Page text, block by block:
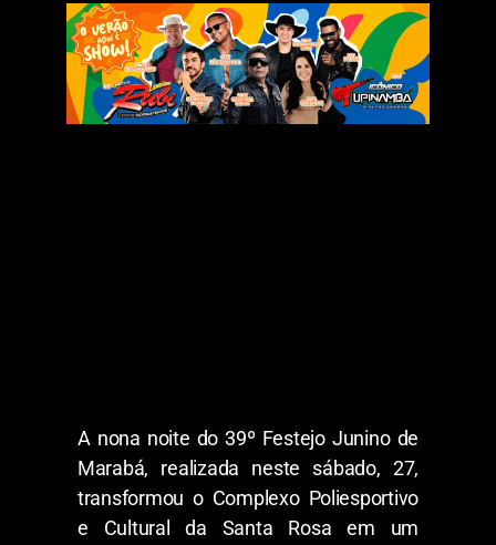
A nona noite do 39º Festejo Junino de
Marabá, realizada neste sábado, 27,
transformou o Complexo Poliesportivo
e Cultural da Santa Rosa em um